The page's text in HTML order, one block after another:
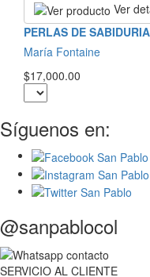
Ver
PERLAS DE
María Fontaine
$17,000.00
Síguenos en:
@sanpablocol
SERVICIO AL CLIENTE